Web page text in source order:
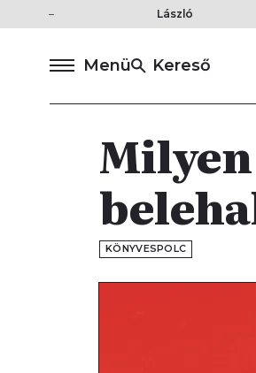
László
Menü Kereső
KÖNYVESPOLC